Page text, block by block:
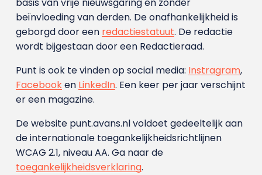
beïnvloeding van derden. De onafhankelijkheid is
geborgd door een redactiestatuut. De redactie
wordt bijgestaan door een Redactieraad.
Punt is ook te vinden op social media: Instragram,
Facebooken LinkedIn. Een keer per jaar verschijnt
er een magazine.
De website punt.avans.nl voldoet gedeeltelijk aan
de internationale toegankelijkheidsrichtlijnen
WCAG 2.1, niveau AA. Ga naar de
toegankelijkheidsverklaring.